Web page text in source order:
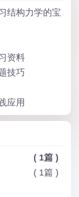
结构力学的宝
资料
技巧
应用
( 1篇 )
( 1篇 )